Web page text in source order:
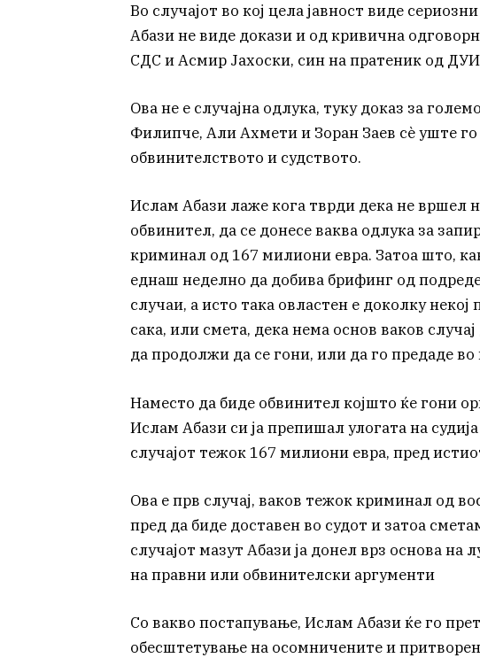
Во случајот во кој цела јавност виде
Абази не виде докази и од кривична
СДС и Асмир Јахоски, син на пратеник од
Ова не е случајна одлука, туку доказ за
Филипче, Али Ахмети и Зоран Заев сè уште
обвинителството и судството.
Ислам Абази лаже кога тврди дека не вршел
обвинител, да се донесе ваква одлука за
криминал од 167 милиони евра. Затоа што,
еднаш неделно да добива брифинг од
случаи, а исто така овластен е доколку
сака, или смета, дека нема основ ваков
да продолжи да се гони, или да го предаде
Наместо да биде обвинител којшто ќе гони
Ислам Абази си ја препишал улогата на
случајот тежок 167 милиони евра, пред
Ова е прв случај, ваков тежок криминал од
пред да биде доставен во судот и затоа
случајот мазут Абази ја донел врз основа
на правни или обвинителски аргументи
Со вакво постапување, Ислам Абази ќе го
обесштетување на осомничените и